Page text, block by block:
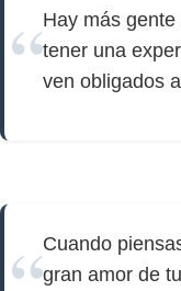
Hay más
tener una
ven obligados
Cuando
gran amor de